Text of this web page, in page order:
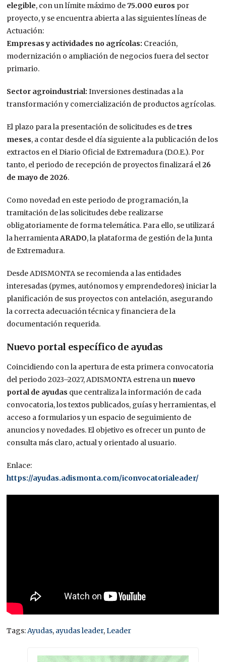
elegible, con un límite máximo de75.000 euros por
proyecto, y se encuentra abierta a las siguientes líneas de
Actuación:
Empresas y actividades no agrícolas: Creación,
modernización o ampliación de negocios fuera del sector
primario.
Sector agroindustrial: Inversiones destinadas a la
transformación y comercialización de productos agrícolas.
El plazo para la presentación de solicitudes es detres
meses, a contar desde el día siguiente a la publicación de los
extractos en el Diario Oficial de Extremadura (D.O.E.). Por
tanto, el periodo de recepción de proyectos finalizará el26
de mayo de 2026.
Como novedad en este periodo de programación, la
tramitación de las solicitudes debe realizarse
obligatoriamente de forma telemática. Para ello, se utilizará
la herramientaARADO, la plataforma de gestión de la Junta
de Extremadura.
Desde ADISMONTA se recomienda a las entidades
interesadas (pymes, autónomos y emprendedores) iniciar la
planificación de sus proyectos con antelación, asegurando
la correcta adecuación técnica y financiera de la
documentación requerida.
Nuevo portal específico de ayudas
Coincidiendo con la apertura de esta primera convocatoria
del periodo 2023–2027, ADISMONTA estrena un nuevo
portal de ayudas que centraliza la información de cada
convocatoria, los textos publicados, guías y herramientas, el
acceso a formularios y un espacio de seguimiento de
anuncios y novedades. El objetivo es ofrecer un punto de
consulta más claro, actual y orientado al usuario.
Enlace:
https://ayudas.adismonta.com/iconvocatorialeader/
Tags:Ayudas, ayudas leader,Leader